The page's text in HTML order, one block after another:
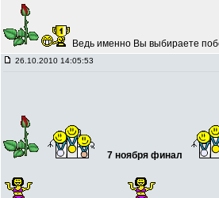
Ведь именно Вы выбираете
26.10.2010 14:05:53
7 ноября финал